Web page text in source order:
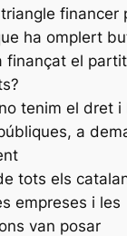
financer
ha omplert
finançat el
tenim el dret i
a
tots els
empreses i les
van posar